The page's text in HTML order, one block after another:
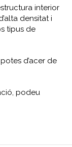
interior
densitat i
tipus de
d’acer de
podeu